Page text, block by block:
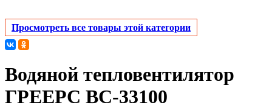
Просмотреть все товары этой категории
Водяной тепловентилятор
ГРЕЕРС ВС-33100